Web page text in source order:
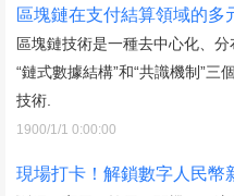
區塊鏈在支付結算領域的多
區塊鏈技術是一種去中心化、分
“鏈式數據結構”和“共識機制”
技術.
1900/1/1 0:00:00
現場打卡！解鎖數字人民幣